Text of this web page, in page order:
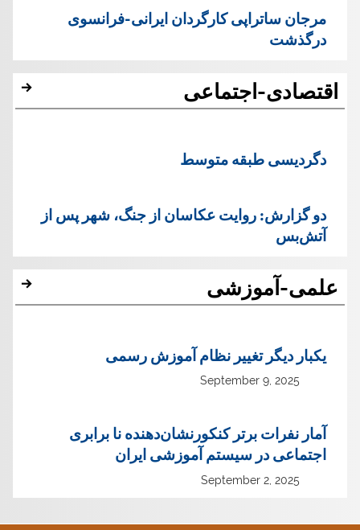
مرجان ساتراپی کارگردان ایرانی-فرانسوی
درگذشت
اقتصادی-اجتماعی
دگردیسی طبقه متوسط
دو گزارش: روایت عکاسان از جنگ، شهر پس از
آتش‌بس
علمی-آموزشی
یک‏بار دیگر تغییر نظام آموزش رسمی
September 9, 2025
آمار نفرات برتر کنکورنشان‌دهنده نا برابری
اجتماعی در سیستم آموزشی ایران
September 2, 2025